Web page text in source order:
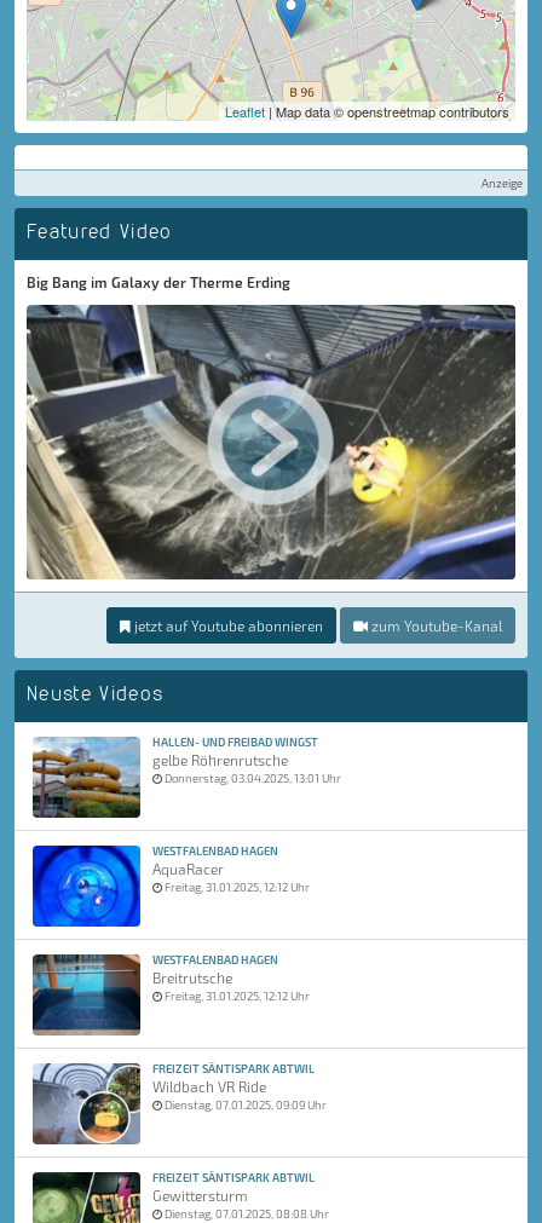
Leaflet | Map data © openstreetmap contributors
Anzeige
Featured Video
Big Bang im Galaxy der Therme Erding
jetzt auf Youtube abonnieren zum Youtube-Kanal
Neuste Videos
HALLEN- UND FREIBAD WINGST
gelbe Röhrenrutsche
Donnerstag, 03.04.2025, 13:01 Uhr
WESTFALENBAD HAGEN
AquaRacer
Freitag, 31.01.2025, 12:12 Uhr
WESTFALENBAD HAGEN
Breitrutsche
Freitag, 31.01.2025, 12:12 Uhr
FREIZEIT SÄNTISPARK ABTWIL
Wildbach VR Ride
Dienstag, 07.01.2025, 09:09 Uhr
FREIZEIT SÄNTISPARK ABTWIL
Gewittersturm
Dienstag, 07.01.2025, 08:08 Uhr